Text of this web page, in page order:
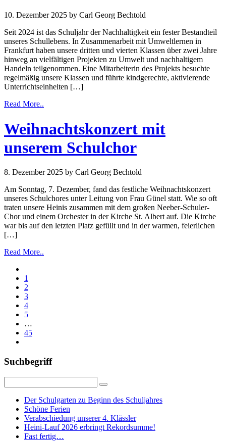
10. Dezember 2025 by Carl Georg Bechtold
Seit 2024 ist das Schuljahr der Nachhaltigkeit ein fester Bestandteil
unseres Schullebens. In Zusammenarbeit mit Umweltlernen in
Frankfurt haben unsere dritten und vierten Klassen über zwei Jahre
hinweg an vielfältigen Projekten zu Umwelt und nachhaltigem
Handeln teilgenommen. Eine Mitarbeiterin des Projekts besuchte
regelmäßig unsere Klassen und führte kindgerechte, aktivierende
Unterrichtseinheiten […]
Read More..
Weihnachtskonzert mit
unserem Schulchor
8. Dezember 2025 by Carl Georg Bechtold
Am Sonntag, 7. Dezember, fand das festliche Weihnachtskonzert
unseres Schulchores unter Leitung von Frau Günel statt. Wie so oft
traten unsere Heinis zusammen mit dem großen Neeber-Schuler-
Chor und einem Orchester in der Kirche St. Albert auf. Die Kirche
war bis auf den letzten Platz gefüllt und in der warmen, feierlichen
[…]
Read More..
1
2
3
4
5
…
45
Suchbegriff
Der Schulgarten zu Beginn des Schuljahres
Schöne Ferien
Verabschiedung unserer 4. Klässler
Heini-Lauf 2026 erbringt Rekordsumme!
Fast fertig…